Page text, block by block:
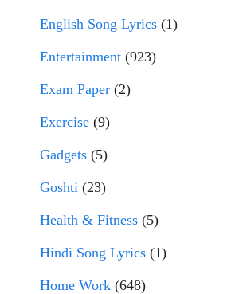
English Song Lyrics (1)
Entertainment (923)
Exam Paper (2)
Exercise (9)
Gadgets (5)
Goshti (23)
Health & Fitness (5)
Hindi Song Lyrics (1)
Home Work (648)